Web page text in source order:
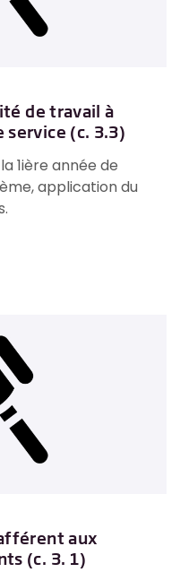
de travail à
service (c. 3.3)
1ière année de
application du
aux
(c. 3. 1)